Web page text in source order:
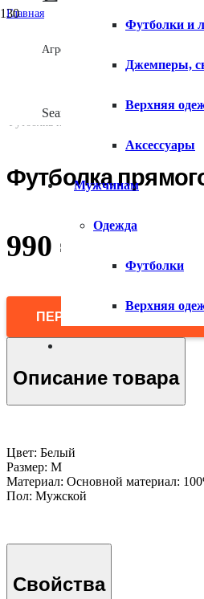
Агрегатор товаров
Search for:
Футболки и
Джемперы,
Верхняя
Аксессуары
Мужчинам
Одежда
Футболки
Верхняя
Главная
Футболка
990 ₽
ПЕРЕЙТИ В МАГАЗИН
Описание товара
Цвет: Белый
Размер: M
Материал: Основной материал:
Пол: Мужской
Свойства